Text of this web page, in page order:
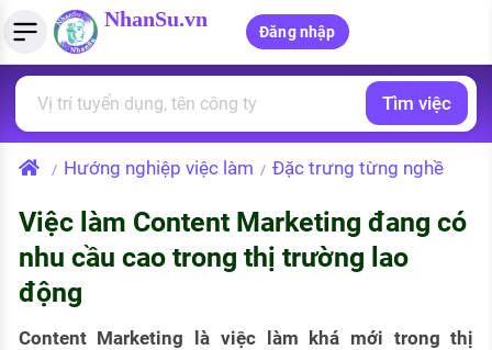
NhanSu.vn
Đăng nhập
Tìm việc làm
Việc làm ngành luật
Việc làm lương cao
CÔNG TY
Quản lý CV
Tải CV lên
Tạo CV trực tuyến
MẪU CV THEO STYLE
Mẫu CV đơn giản
Tính lương Gross - Net
Tính thuế thu nhập cá nhân
Tính trợ cấp thất nghiệp
PHÁP LUẬT VIỆT NAM
Văn bản pháp luật
PHÁP LUẬT LAO ĐỘNG
Lao động và tiền lương
Tìm việc
/ Hướng nghiệp việc làm / Đặc trưng từng nghề
Việc làm Content Marketing đang có
nhu cầu cao trong thị trường lao
động
Content Marketing là việc làm khá mới trong thị